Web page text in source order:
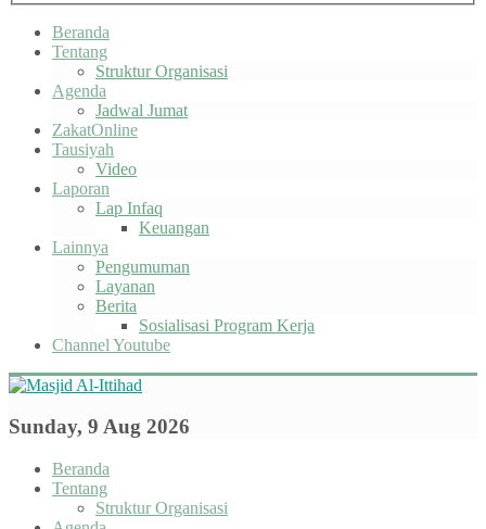
Beranda
Tentang
Struktur Organisasi
Agenda
Jadwal Jumat
ZakatOnline
Tausiyah
Video
Laporan
Lap Infaq
Keuangan
Lainnya
Pengumuman
Layanan
Berita
Sosialisasi Program Kerja
Channel Youtube
Sunday, 9 Aug 2026
Beranda
Tentang
Struktur Organisasi